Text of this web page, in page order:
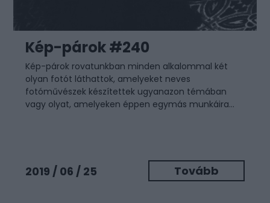
Kép-párok #240
Kép-párok rovatunkban minden alkalommal két
olyan fotót láthattok, amelyeket neves
fotóművészek készítettek ugyanazon témában
vagy olyat, amelyeken éppen egymás munkáira...
2019 / 06 / 25 Tovább